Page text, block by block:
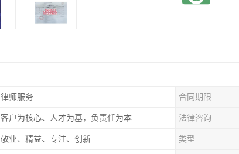
律师服务 合同期限
客户为核心、人才为基，负责任为本 法律咨询
敬业、精益、专注、创新 类型